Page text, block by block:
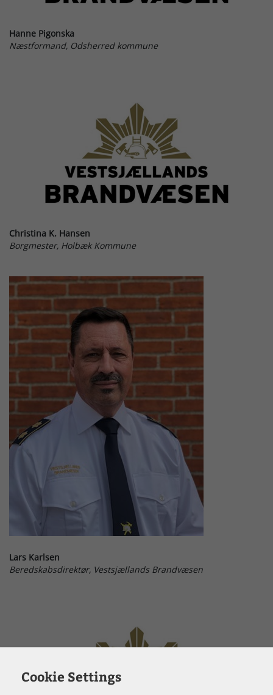
Hanne Pigonska
Næstformand, Odsherred kommune
Christina K. Hansen
Borgmester, Holbæk Kommune
Lars Karlsen
Beredskabsdirektør, Vestsjællands Brandvæsen
Cookie Settings